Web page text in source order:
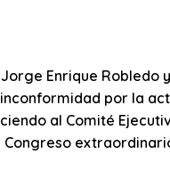
Enrique Robledo
por la
al Comité